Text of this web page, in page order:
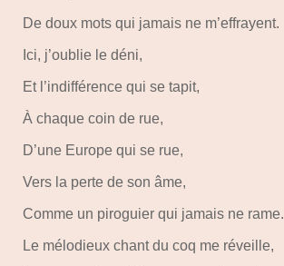
De doux mots qui jamais ne m’effrayent.
Ici, j’oublie le déni,
Et l’indifférence qui se tapit,
À chaque coin de rue,
D’une Europe qui se rue,
Vers la perte de son âme,
Comme un piroguier qui jamais ne rame.
Le mélodieux chant du coq me réveille,